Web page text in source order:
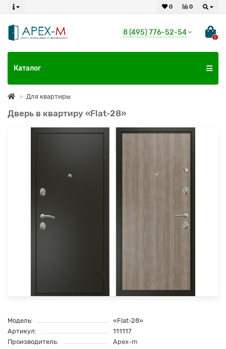
0
0
8 (495) 776-52-54
0
Каталог
Для квартиры
Дверь в квартиру «Flat-28»
Модель:
«Flat-28»
Артикул:
111117
Производитель:
Apex-m